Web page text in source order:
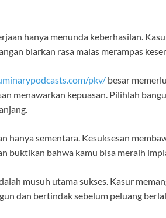
hanya menunda keberhasilan.
biarkan rasa malas merampas
pkv/ besar
menawarkan kepuasan. Pilihlah
hanya sementara. Kesuksesan
buktikan bahwa kamu bisa meraih
musuh utama sukses. Kasur
dan bertindak sebelum peluang